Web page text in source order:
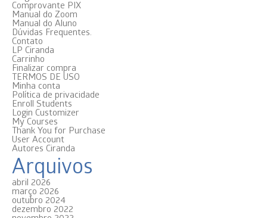
Comprovante PIX
Manual do Zoom
Manual do Aluno
Dúvidas Frequentes.
Contato
LP Ciranda
Carrinho
Finalizar compra
TERMOS DE USO
Minha conta
Política de privacidade
Enroll Students
Login Customizer
My Courses
Thank You for Purchase
User Account
Autores Ciranda
Arquivos
abril 2026
março 2026
outubro 2024
dezembro 2022